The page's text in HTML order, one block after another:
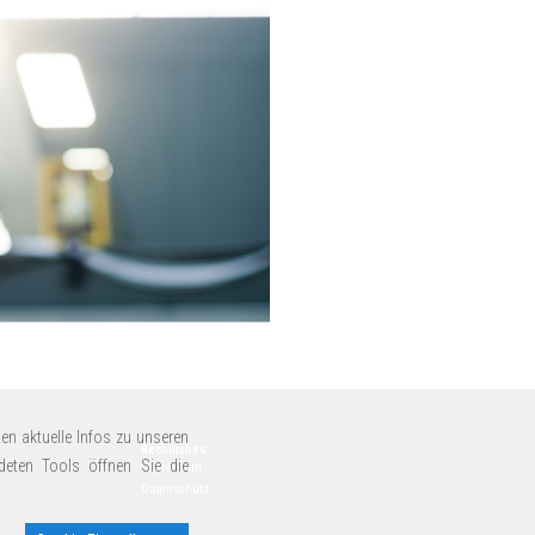
Impressum
aktuelle Infos zu unseren
Tools öffnen Sie die